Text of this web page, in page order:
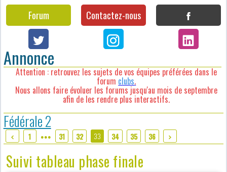
Forum Contactez-nous
Annonce
Attention : retrouvez les sujets de vos équipes préférées dans le
forum clubs.
Nous allons faire évoluer les forums jusqu'au mois de septembre
afin de les rendre plus interactifs.
Fédérale 2
1 ●●● 31 32 33 34 35 36
Suivi tableau phase finale